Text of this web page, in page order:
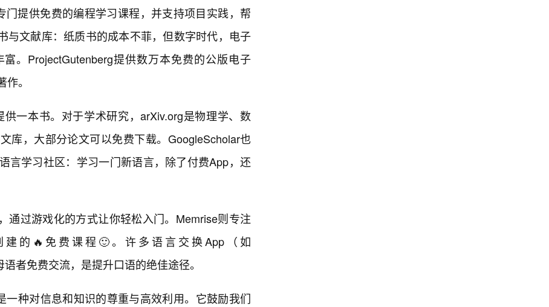
门提供免费的编程学习课程，并支持项目实践，帮
与文献库：纸质书的成本不菲，但数字时代，电子
。ProjectGutenberg提供数万本免费的公版电子
。
一本书。对于学术研究，arXiv.org是物理学、数
库，大部分论文可以免费下载。GoogleScholar也
言学习社区：学习一门新语言，除了付费App，还
通过游戏化的方式让你轻松入门。Memrise则专注
的🔥免费课程🙂。许多语言交换App（如
者免费交流，是提升口语的绝佳途径。
一种对信息和知识的尊重与高效利用。它鼓励我们